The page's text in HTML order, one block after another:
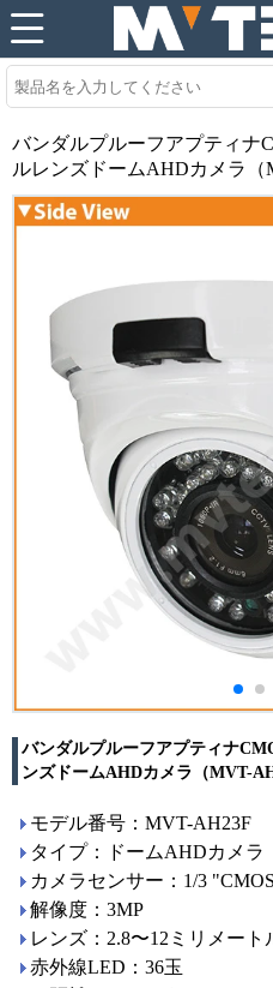
バンダルプルーフアプティナ
ルレンズドームAHDカメラ（
バンダルプルーフアプティナ
ンズドームAHDカメラ（MVT-
モデル番号：MVT-AH23F
タイプ：ドームAHDカメラ
カメラセンサー：1/3 "CMOS
解像度：3MP
レンズ：2.8〜12ミリメー
赤外線LED：36玉